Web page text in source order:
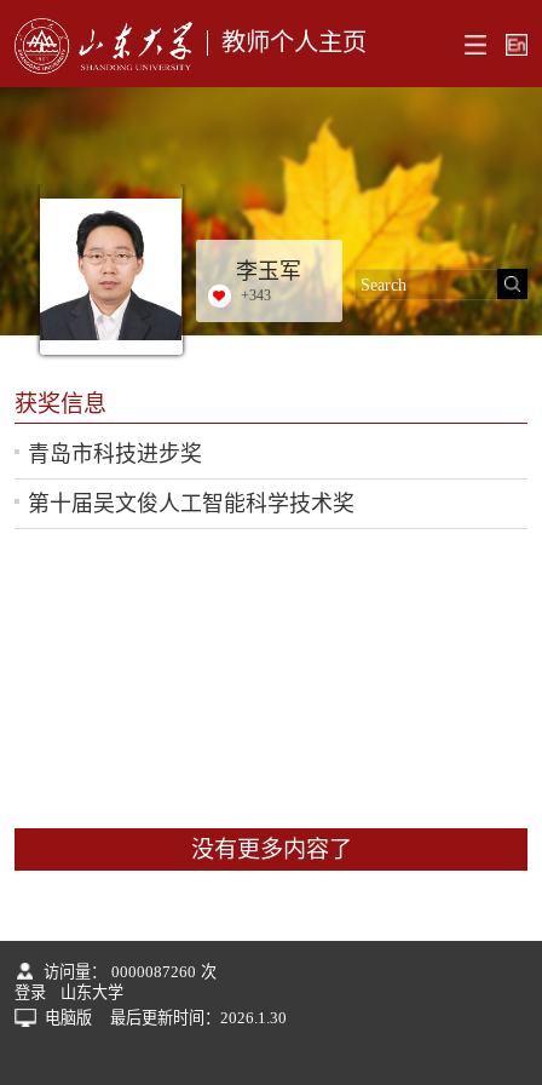
教师个人主页
李玉军
+343
获奖信息
青岛市科技进步奖
第十届吴文俊人工智能科学技术奖
没有更多内容了
访问量： 0000087260 次
登录
山东大学
电脑版
最后更新时间： 2026 1 30